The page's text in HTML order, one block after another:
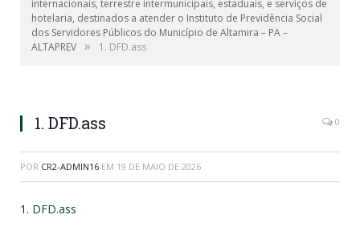
internacionais, terrestre intermunicipais, estaduais, e serviços de
hotelaria, destinados a atender o Instituto de Previdência Social
dos Servidores Públicos do Município de Altamira – PA –
ALTAPREV » 1. DFD.ass
1. DFD.ass 0
POR CR2-ADMIN16 EM 19 DE MAIO DE 2026
1. DFD.ass